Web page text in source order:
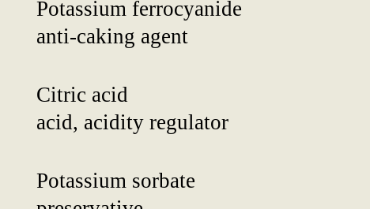
Potassium ferrocyanide
anti-caking agent
Citric acid
acid, acidity regulator
Potassium sorbate